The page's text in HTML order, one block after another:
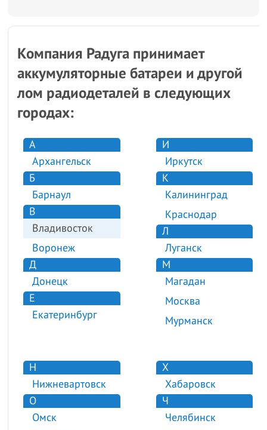
Компания Радуга принимает
аккумуляторные батареи и другой
лом радиодеталей в следующих
городах:
А
Архангельск
Б
Барнаул
В
Владивосток
Воронеж
Д
Донецк
Е
Екатеринбург
И
Иркутск
К
Калининград
Краснодар
Л
Луганск
М
Магадан
Москва
Мурманск
Н
Нижневартовск
О
Омск
Х
Хабаровск
Ч
Челябинск